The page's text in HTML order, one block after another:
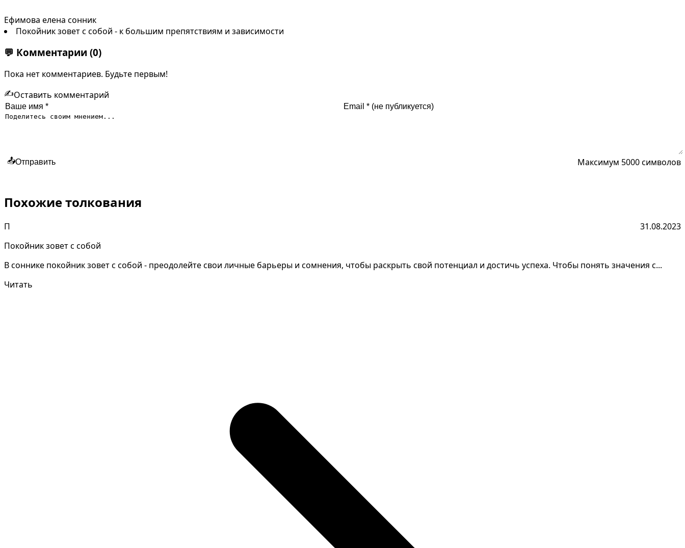
Ефимова елена сонник
Покойник зовет с собой - к большим препятствиям и зависимости
💬 Комментарии (0)
Пока нет комментариев. Будьте первым!
✍️Оставить комментарий
📤Отправить Максимум 5000 символов
Похожие толкования
П
31.08.2023
Покойник зовет с собой
В соннике покойник зовет с собой - преодолейте свои личные барьеры и сомнения, чтобы раскрыть свой потенциал и достичь успеха. Чтобы понять значения с...
Читать